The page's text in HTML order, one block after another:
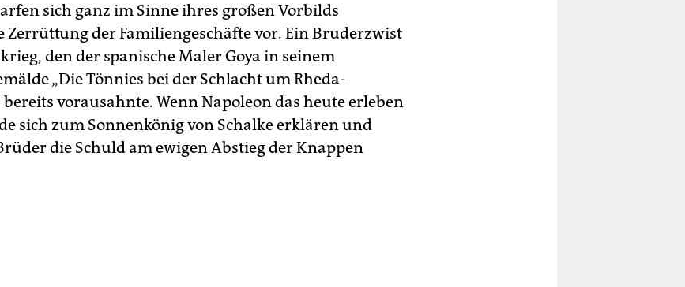
sich ganz im Sinne ihres großen Vorbilds
Zerrüttung der Familiengeschäfte vor. Ein Bruderzwist
den der spanische Maler Goya in seinem
„Die Tönnies bei der Schlacht um Rheda-
vorausahnte. Wenn Napoleon das heute erleben
sich zum Sonnenkönig von Schalke erklären und
die Schuld am ewigen Abstieg der Knappen